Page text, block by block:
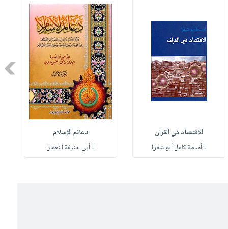
الاقتصاد في القرآن
لـ أسامة كامل أبو شقرا
دعائم الإسلام
لـ أبي حنيفة النعمان